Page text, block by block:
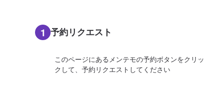
1 予約リクエスト
このページにあるメンテモの予約ボタンをクリッ
クして、予約リクエストしてください